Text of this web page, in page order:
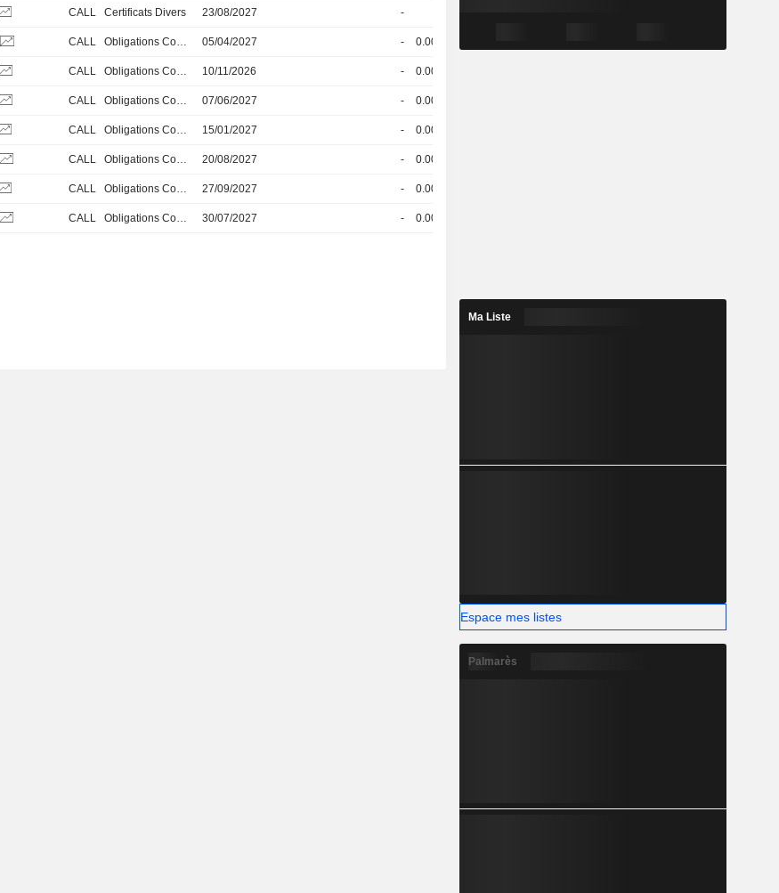
CALL Certificats Divers 23/08/2027 -
CALL Obligations Convertibles 05/04/2027 - 0.001
CALL Obligations Convertibles 10/11/2026 - 0.007
CALL Obligations Convertibles 07/06/2027 - 0.007
CALL Obligations Convertibles 15/01/2027 - 0.008
CALL Obligations Convertibles 20/08/2027 - 0.008
CALL Obligations Convertibles 27/09/2027 - 0.008
CALL Obligations Convertibles 30/07/2027 - 0.008
Ma Liste
Espace mes listes
Palmarès